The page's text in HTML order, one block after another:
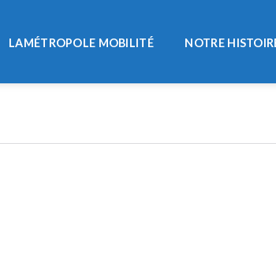
LAMÉTROPOLE MOBILITÉ NOTRE